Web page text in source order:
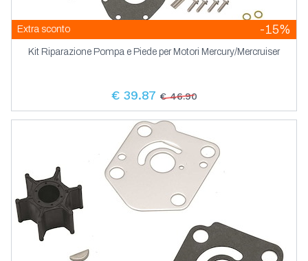
Extra sconto -15%
Kit Riparazione Pompa e Piede per Motori Mercury/Mercruiser
€ 39.87 € 46.90